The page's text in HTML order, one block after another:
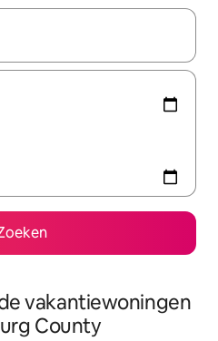
zijn, maak je een keuze
vakantiewoningen
County